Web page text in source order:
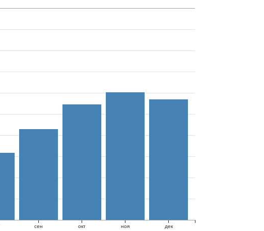
сен окт ноя дек